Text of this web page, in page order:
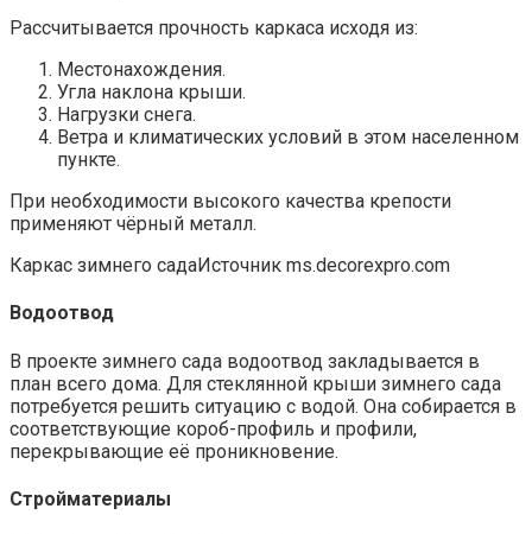
Рассчитывается прочность каркаса исходя из:
Местонахождения.
Угла наклона крыши.
Нагрузки снега.
Ветра и климатических условий в этом населенном
пункте.
При необходимости высокого качества крепости
применяют чёрный металл.
Каркас зимнего садаИсточник ms.decorexpro.com
Водоотвод
В проекте зимнего сада водоотвод закладывается в
план всего дома. Для стеклянной крыши зимнего сада
потребуется решить ситуацию с водой. Она собирается в
соответствующие короб-профиль и профили,
перекрывающие её проникновение.
Стройматериалы